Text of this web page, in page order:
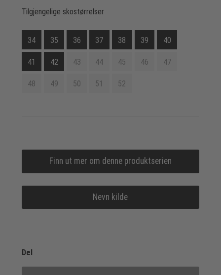
Tilgjengelige skostørrelser
34 35 36 37 38 39 40
41 42 43 44 45 46 47
48 49 50 51 52
Finn ut mer om denne produktserien
Nevn kilde
Del